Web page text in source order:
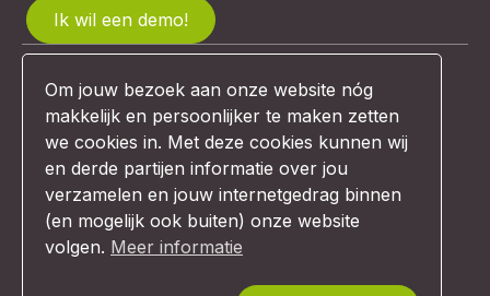
Ik wil een demo!
© Unexus 2026 | Website design:
Comunicazione
Algemene voorwaarden
Privacybeleid
Om jouw bezoek aan onze website nóg
makkelijk en persoonlijker te maken zetten
we cookies in. Met deze cookies kunnen wij
en derde partijen informatie over jou
verzamelen en jouw internetgedrag binnen
(en mogelijk ook buiten) onze website
volgen. Meer informatie